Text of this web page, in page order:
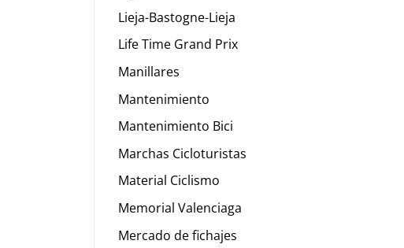
Lieja-Bastogne-Lieja
Life Time Grand Prix
Manillares
Mantenimiento
Mantenimiento Bici
Marchas Cicloturistas
Material Ciclismo
Memorial Valenciaga
Mercado de fichajes